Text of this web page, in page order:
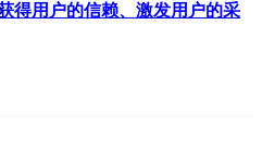
得用户的信赖、激发用户的采